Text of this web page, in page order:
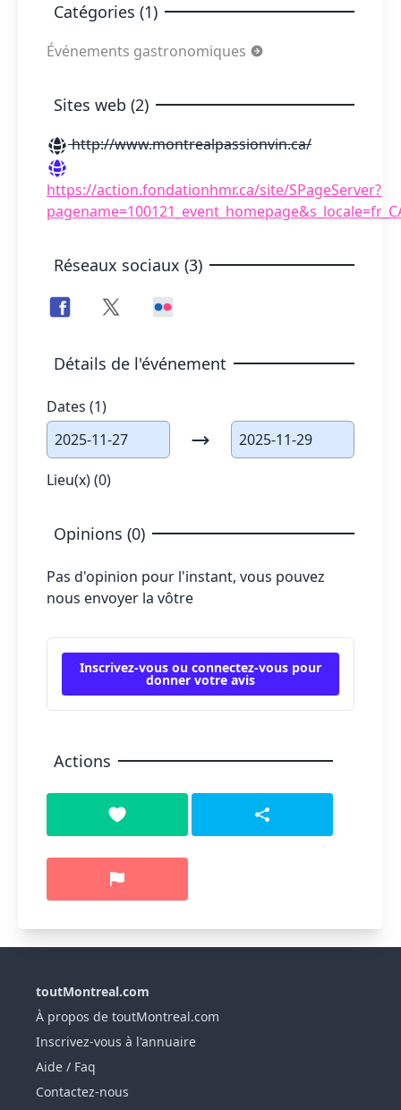
Catégories (1)
Événements gastronomiques
Sites web (2)
http://www.montrealpassionvin.ca/
https://action.fondationhmr.ca/site/SPageServer?
Réseaux sociaux (3)
Détails de l'événement
Dates (1)
2025-11-27
2025-11-29
Lieu(x) (0)
Opinions (0)
Pas d'opinion pour l'instant, vous pouvez
nous envoyer la vôtre
Inscrivez-vous ou connectez-vous pour
donner votre avis
Actions
toutMontreal.com
À propos de toutMontreal.com
Inscrivez-vous à l'annuaire
Aide / Faq
Contactez-nous